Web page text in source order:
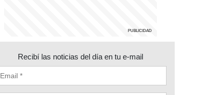
Recibí las noticias del día en tu e-mail